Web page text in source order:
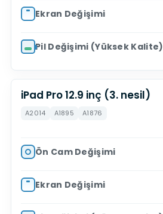
Ekran Değişimi
Pil Değişimi (Yüksek Kalite)
iPad Pro 12.9 inç (3. nesil)
A2014 A1895 A1876
Ön Cam Değişimi
Ekran Değişimi